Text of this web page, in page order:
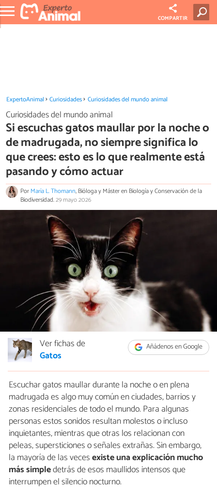
COMPARTIR
ExpertoAnimal Curiosidades Curiosidades del mundo animal
Curiosidades del mundo animal
Si escuchas gatos maullar por la noche o
de madrugada, no siempre significa lo
que crees: esto es lo que realmente está
pasando y cómo actuar
PorMaría L. Thomann, Bióloga y Máster en Biología y Conservación de la
Biodiversidad.29 mayo 2026
Añádenos en Google
Ver fichas de
Gatos
Escuchar gatos maullar durante la noche o en plena
madrugada es algo muy común en ciudades, barrios y
zonas residenciales de todo el mundo. Para algunas
personas estos sonidos resultan molestos o incluso
inquietantes, mientras que otras los relacionan con
peleas, supersticiones o señales extrañas. Sin embargo,
la mayoría de las vecesexiste una explicación mucho
más simpledetrás de esos maullidos intensos que
interrumpen el silencio nocturno.